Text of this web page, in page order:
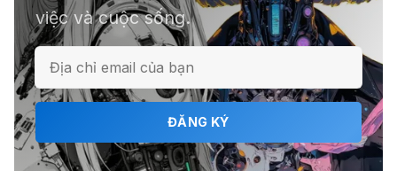
ℹ️ Napkin AI - Biến văn bản thành
infographic
🎗️ Logomaster.ai: Thiết kế logo
chuyên nghiệp trong 5 phút
việc và cuộc sống.
ĐĂNG KÝ